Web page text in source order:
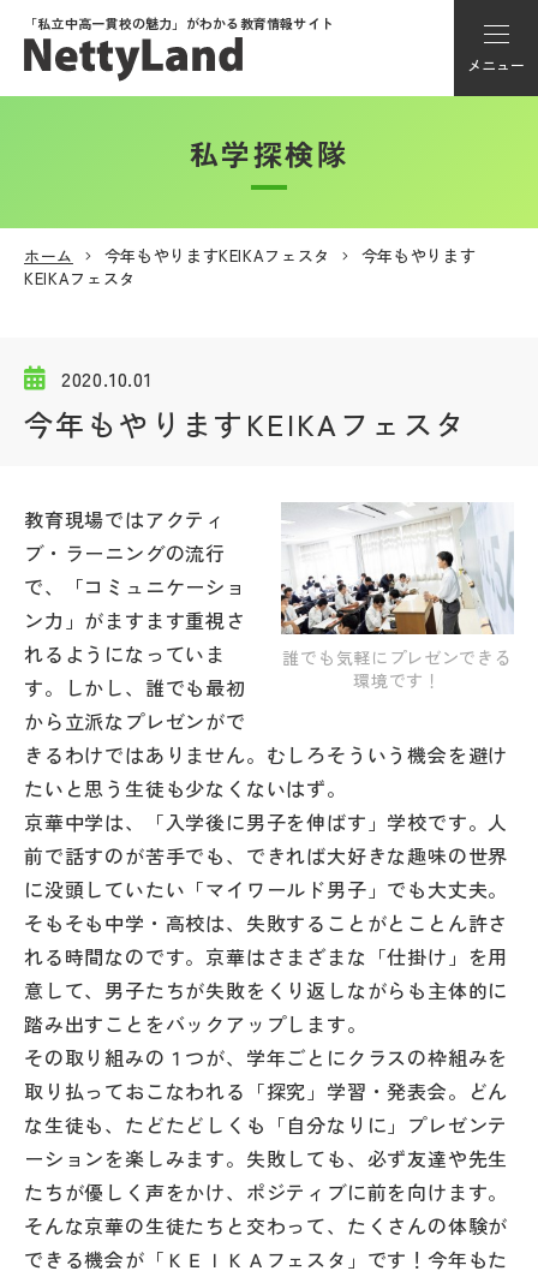
「私立中高一貫校の魅力」がわかる教育情報サイト
メニュー
アカウント登録
メニュー
学校動画
私学探検隊
帰国生受験情報
説明会・イベント情報
よみもの
学校からのお知らせ
学校HP最新情報
特集
NettyLandかわら版
その他
お問い合わせ
個人情報保護方針
私学探検隊
ホーム 今年もやりますKEIKAフェスタ
今年もやります
KEIKAフェスタ
2020.10.01
今年もやりますKEIKAフェスタ
誰でも気軽にプレゼンできる
環境です！
教育現場ではアクティ
ブ・ラーニングの流行
で、「コミュニケーショ
ン力」がますます重視さ
れるようになっていま
す。しかし、誰でも最初
から立派なプレゼンがで
きるわけではありません。むしろそういう機会を避け
たいと思う生徒も少なくないはず。
京華中学は、「入学後に男子を伸ばす」学校です。人
前で話すのが苦手でも、できれば大好きな趣味の世界
に没頭していたい「マイワールド男子」でも大丈夫。
そもそも中学・高校は、失敗することがとことん許さ
れる時間なのです。京華はさまざまな「仕掛け」を用
意して、男子たちが失敗をくり返しながらも主体的に
踏み出すことをバックアップします。
その取り組みの１つが、学年ごとにクラスの枠組みを
取り払っておこなわれる「探究」学習・発表会。どん
な生徒も、たどたどしくも「自分なりに」プレゼンテ
ーションを楽しみます。失敗しても、必ず友達や先生
たちが優しく声をかけ、ポジティブに前を向けます。
そんな京華の生徒たちと交わって、たくさんの体験が
できる機会が「ＫＥＩＫＡフェスタ」です！今年もた